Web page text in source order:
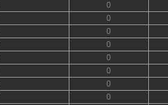
0
0
0
0
0
0
0
0